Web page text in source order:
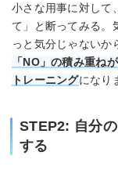
小さな用事に対して
て」と断ってみる。
っと気分じゃないか
「NO」の積み重ね
トレーニングになり
STEP2: 自分
する